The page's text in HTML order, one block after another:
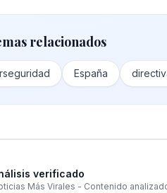
relacionados
España
verificado
Más Virales - Contenido